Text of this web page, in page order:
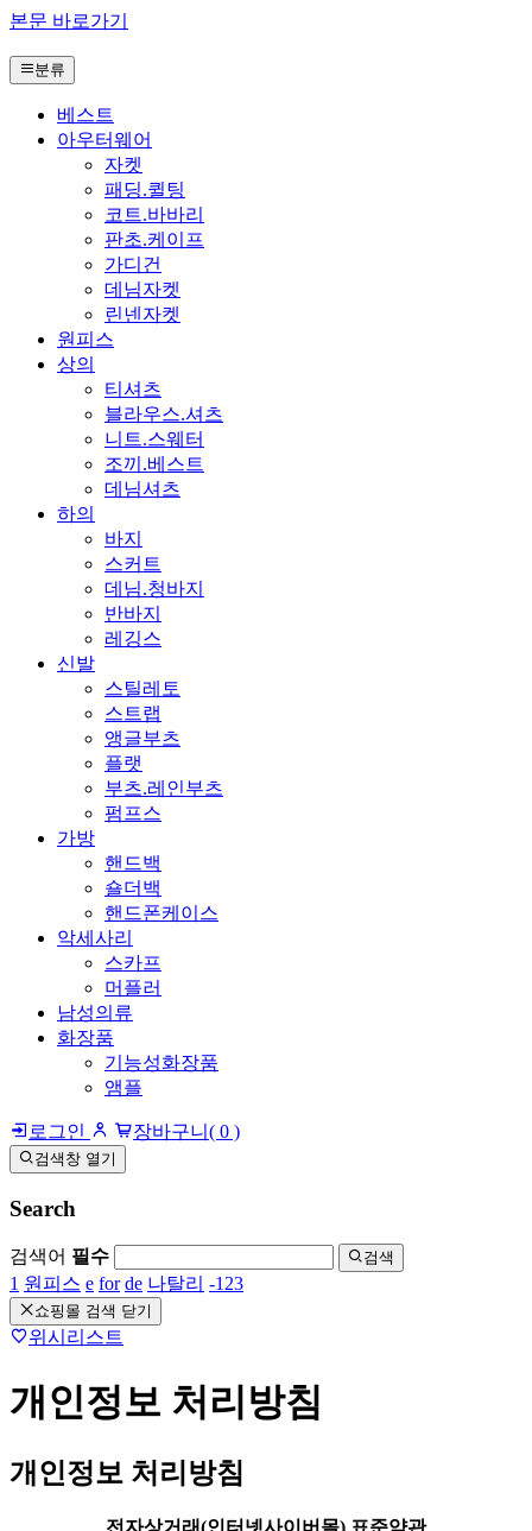
본문 바로가기
분류
베스트
아우터웨어
자켓
패딩.퀼팅
코트.바바리
판초.케이프
가디건
데님자켓
린넨자켓
원피스
상의
티셔츠
블라우스.셔츠
니트.스웨터
조끼.베스트
데님셔츠
하의
바지
스커트
데님.청바지
반바지
레깅스
신발
스틸레토
스트랩
앵글부츠
플랫
부츠.레인부츠
펌프스
가방
핸드백
숄더백
핸드폰케이스
악세사리
스카프
머플러
남성의류
화장품
기능성화장품
앰플
로그인 장바구니 ( 0 )
검색창 열기
Search
검색어 필수 검색
1 원피스 e for de 나탈리 -123
쇼핑몰 검색 닫기
위시리스트
개인정보 처리방침
개인정보 처리방침